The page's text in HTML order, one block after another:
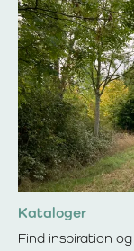
Kataloger
Find inspiration